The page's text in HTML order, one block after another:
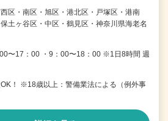
区・南区・旭区・港北区・戸塚区・港南
土ヶ谷区・中区・鶴見区・神奈川県海老名
〜17：00 ・9：00〜18：00 ※1日8時間 週
！ ※18歳以上：警備業法による（例外事